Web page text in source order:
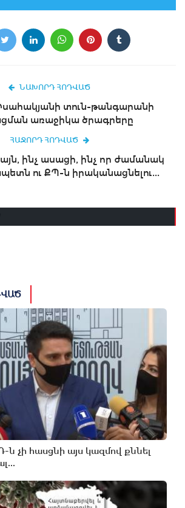
ՆԱԽՈՐԴ ՀՈԴՎԱԾ
տուն-թանգարանի
առաջիկա ծրագրերը
ՀԱՋՈՐԴ ՀՈԴՎԱԾ
ինչ ասացի, ինչ որ ժամանակ
ու ՔՊ-ն իրականացնելու...
ն չի հասցնի այս կազմով քննել